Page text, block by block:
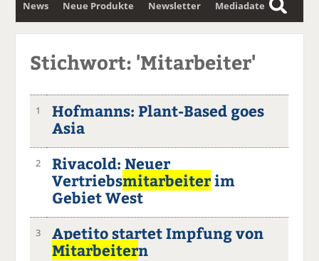
News Neue Produkte Newsletter Mediadaten
S
u
Stichwort: 'Mitarbeiter'
1
Hofmanns: Plant-Based goes
Asia
2
Rivacold: Neuer
Vertriebsmitarbeiterim
Gebiet West
3
Apetito startet Impfung von
Mitarbeitern